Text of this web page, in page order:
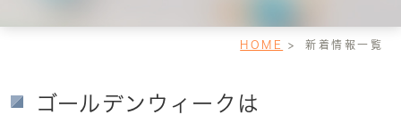
HOME 新着情報一覧
ゴールデンウィークは